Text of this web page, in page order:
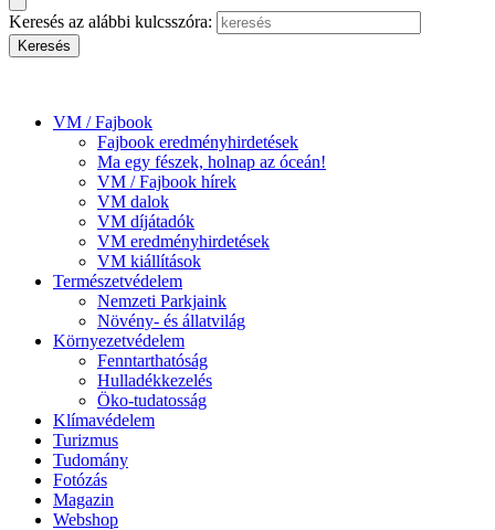
Keresés az alábbi kulcsszóra:
VM / Fajbook
Fajbook eredményhirdetések
Ma egy fészek, holnap az óceán!
VM / Fajbook hírek
VM dalok
VM díjátadók
VM eredményhirdetések
VM kiállítások
Természetvédelem
Nemzeti Parkjaink
Növény- és állatvilág
Környezetvédelem
Fenntarthatóság
Hulladékkezelés
Öko-tudatosság
Klímavédelem
Turizmus
Tudomány
Fotózás
Magazin
Webshop